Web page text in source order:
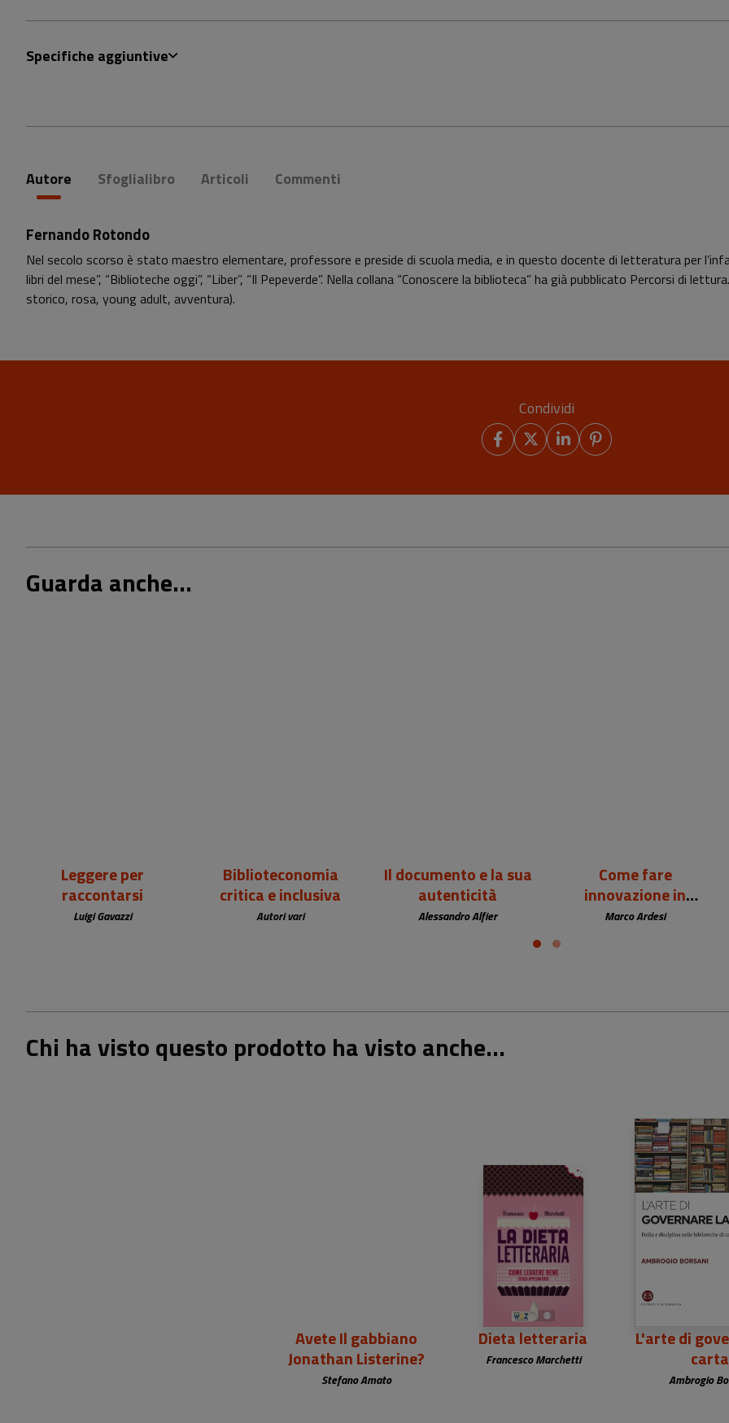
Specifiche aggiuntive
Autore Sfoglialibro Articoli Commenti
Fernando Rotondo
Nel secolo scorso è stato maestro elementare, professore e preside di scuola media, e in questo docente di letteratura per
libri del mese”, “Biblioteche oggi”, “Liber”, “Il Pepeverde”. Nella collana “Conoscere la biblioteca” ha già pubblicato Percorsi di
storico, rosa, young adult, avventura).
Condividi
Guarda anche...
Leggere per
raccontarsi
Luigi Gavazzi
Biblioteconomia
critica e inclusiva
Autori vari
Il documento e la sua
autenticità
Alessandro Alfier
Come fare
innovazione in
biblioteca
Marco Ardesi
Chi ha visto questo prodotto ha visto anche...
Avete Il gabbiano
Jonathan Listerine?
Stefano Amato
Dieta letteraria
Francesco Marchetti
L'arte di
carta
Ambrogio